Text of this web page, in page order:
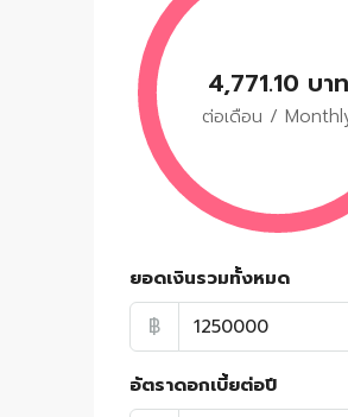
4,771.10 บาท
ต่อเดือน /
ยอดเงินรวมทั้งหมด
฿
อัตราดอกเบี้ยต่อปี